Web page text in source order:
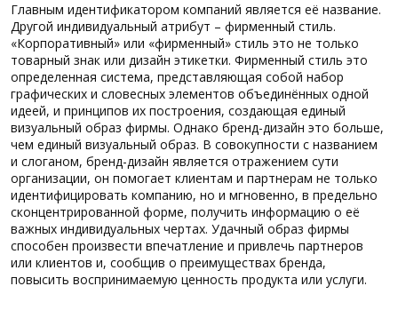
Главным идентификатором компаний является её название.
Другой индивидуальный атрибут – фирменный стиль.
«Корпоративный» или «фирменный» стиль это не только
товарный знак или дизайн этикетки. Фирменный стиль это
определенная система, представляющая собой набор
графических и словесных элементов объединённых одной
идеей, и принципов их построения, создающая единый
визуальный образ фирмы. Однако бренд-дизайн это больше,
чем единый визуальный образ. В совокупности с названием
и слоганом, бренд-дизайн является отражением сути
организации, он помогает клиентам и партнерам не только
идентифицировать компанию, но и мгновенно, в предельно
сконцентрированной форме, получить информацию о её
важных индивидуальных чертах. Удачный образ фирмы
способен произвести впечатление и привлечь партнеров
или клиентов и, сообщив о преимуществах бренда,
повысить воспринимаемую ценность продукта или услуги.